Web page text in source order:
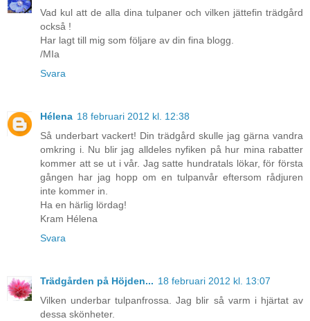
Vad kul att de alla dina tulpaner och vilken jättefin trädgård
också !
Har lagt till mig som följare av din fina blogg.
/MIa
Svara
Hélena 18 februari 2012 kl. 12:38
Så underbart vackert! Din trädgård skulle jag gärna vandra
omkring i. Nu blir jag alldeles nyfiken på hur mina rabatter
kommer att se ut i vår. Jag satte hundratals lökar, för första
gången har jag hopp om en tulpanvår eftersom rådjuren
inte kommer in.
Ha en härlig lördag!
Kram Hélena
Svara
Trädgården på Höjden... 18 februari 2012 kl. 13:07
Vilken underbar tulpanfrossa. Jag blir så varm i hjärtat av
dessa skönheter.